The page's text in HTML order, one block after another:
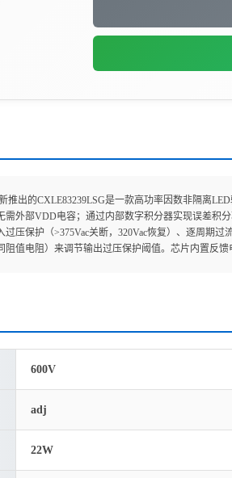
推出的CXLE83239LSG是一款高功率因数非隔离
需外部VDD电容；通过内部数字积分器实现误差积
过压保护（>375Vac关断，320Vac恢复）、逐周期
阻值电阻）来调节输出过压保护阈值。芯片内置反
600V
adj
22W